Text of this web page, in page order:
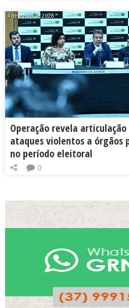
4 de agosto de 2026
Operação revela
ataques violentos a órgãos
no período eleitoral
0